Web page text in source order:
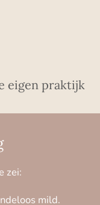
eigen praktijk
zei:
mild.